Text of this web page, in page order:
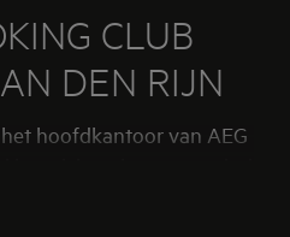
CLUB
DEN RIJN
hoofdkantoor van AEG
collectie keukens,